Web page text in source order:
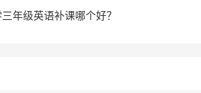
年级英语补课哪个好？